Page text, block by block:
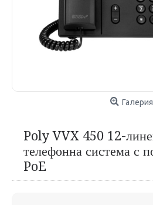
Галерия
Poly VVX 450 12-
телефонна система с
PoE